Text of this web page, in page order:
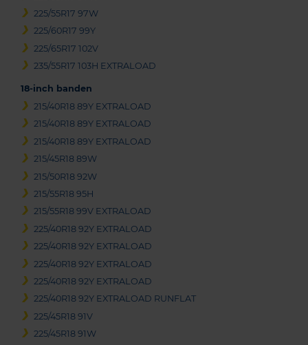
225/55R17 97W
225/60R17 99Y
225/65R17 102V
235/55R17 103H EXTRALOAD
18-inch banden
215/40R18 89Y EXTRALOAD
215/40R18 89Y EXTRALOAD
215/40R18 89Y EXTRALOAD
215/45R18 89W
215/50R18 92W
215/55R18 95H
215/55R18 99V EXTRALOAD
225/40R18 92Y EXTRALOAD
225/40R18 92Y EXTRALOAD
225/40R18 92Y EXTRALOAD
225/40R18 92Y EXTRALOAD
225/40R18 92Y EXTRALOAD RUNFLAT
225/45R18 91V
225/45R18 91W